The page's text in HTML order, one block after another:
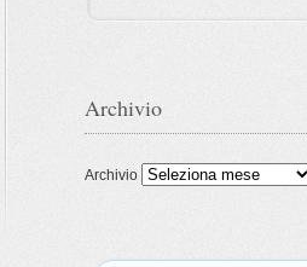
Archivio
Archivio